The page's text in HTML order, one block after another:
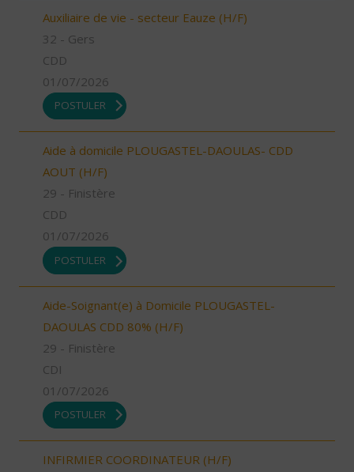
Auxiliaire de vie - secteur Eauze (H/F)
32 - Gers
CDD
01/07/2026
POSTULER
Aide à domicile PLOUGASTEL-DAOULAS- CDD
AOUT (H/F)
29 - Finistère
CDD
01/07/2026
POSTULER
Aide-Soignant(e) à Domicile PLOUGASTEL-
DAOULAS CDD 80% (H/F)
29 - Finistère
CDI
01/07/2026
POSTULER
INFIRMIER COORDINATEUR (H/F)